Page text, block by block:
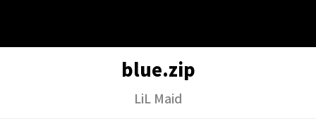
blue.zip
LiL Maid